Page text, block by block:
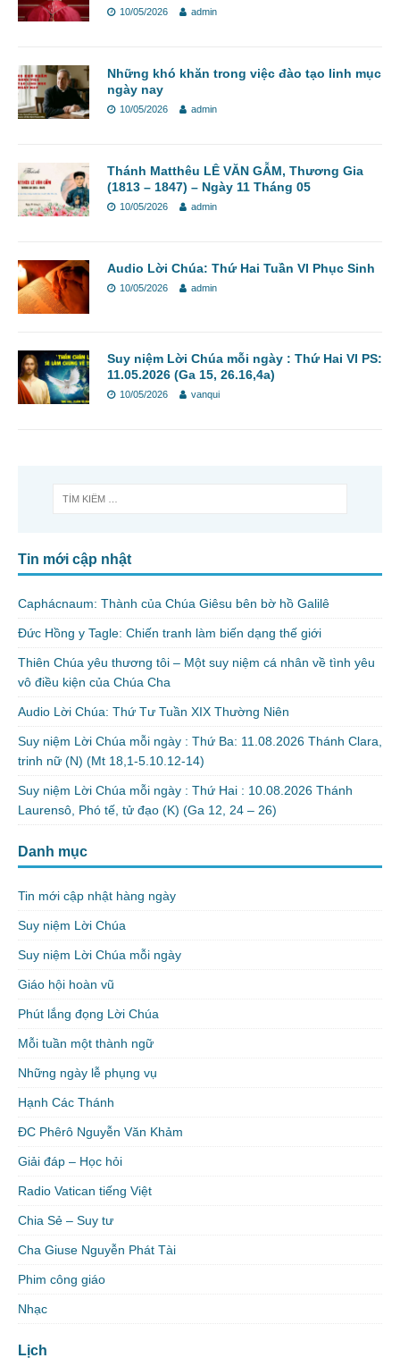
10/05/2026 admin
Những khó khăn trong việc đào tạo linh mục
ngày nay
10/05/2026 admin
Thánh Matthêu LÊ VĂN GẪM, Thương Gia
(1813 – 1847) – Ngày 11 Tháng 05
10/05/2026 admin
Audio Lời Chúa: Thứ Hai Tuần VI Phục Sinh
10/05/2026 admin
Suy niệm Lời Chúa mỗi ngày : Thứ Hai VI PS:
11.05.2026 (Ga 15, 26.16,4a)
10/05/2026 vanqui
Tin mới cập nhật
Caphácnaum: Thành của Chúa Giêsu bên bờ hồ Galilê
Đức Hồng y Tagle: Chiến tranh làm biến dạng thế giới
Thiên Chúa yêu thương tôi – Một suy niệm cá nhân về tình yêu
vô điều kiện của Chúa Cha
Audio Lời Chúa: Thứ Tư Tuần XIX Thường Niên
Suy niệm Lời Chúa mỗi ngày : Thứ Ba: 11.08.2026 Thánh Clara,
trinh nữ (N) (Mt 18,1-5.10.12-14)
Suy niệm Lời Chúa mỗi ngày : Thứ Hai : 10.08.2026 Thánh
Laurensô, Phó tế, tử đạo (K) (Ga 12, 24 – 26)
Danh mục
Tin mới cập nhật hàng ngày
Suy niệm Lời Chúa
Suy niệm Lời Chúa mỗi ngày
Giáo hội hoàn vũ
Phút lắng đọng Lời Chúa
Mỗi tuần một thành ngữ
Những ngày lễ phụng vụ
Hạnh Các Thánh
ĐC Phêrô Nguyễn Văn Khảm
Giải đáp – Học hỏi
Radio Vatican tiếng Việt
Chia Sẻ – Suy tư
Cha Giuse Nguyễn Phát Tài
Phim công giáo
Nhạc
Lịch